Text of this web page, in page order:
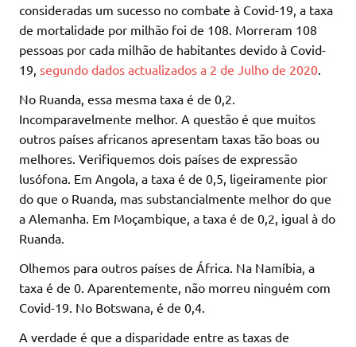
consideradas um sucesso no combate à Covid-19, a taxa
de mortalidade por milhão foi de 108. Morreram 108
pessoas por cada milhão de habitantes devido à Covid-
19, segundo dados actualizados a 2 de Julho de 2020
No Ruanda, essa mesma taxa é de 0,2.
Incomparavelmente melhor. A questão é que muitos
outros países africanos apresentam taxas tão boas ou
melhores. Verifiquemos dois países de expressão
lusófona. Em Angola, a taxa é de 0,5, ligeiramente pior
do que o Ruanda, mas substancialmente melhor do que
a Alemanha. Em Moçambique, a taxa é de 0,2, igual à do
Ruanda.
Olhemos para outros países de África. Na Namíbia, a
taxa é de 0. Aparentemente, não morreu ninguém com
Covid-19. No Botswana, é de 0,4.
A verdade é que a disparidade entre as taxas de